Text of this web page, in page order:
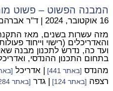
המבנה הפשוט – פשוט
16 אוקטובר, 2024 | ד"ר
מזה עשרות בשנים, מאז
ועד כה, נדרש לתכנון מבנה
בתחום התכנון ההנדסי,
מהנדס [באתר 441] | אדריכל [באתר
רצפה [באתר 124] | גדר [באתר 284]